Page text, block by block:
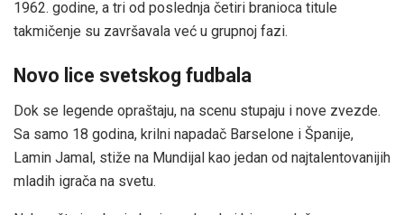
1962. godine, a tri od poslednja četiri branioca titule
takmičenje su završavala već u grupnoj fazi.
Novo lice svetskog fudbala
Dok se legende opraštaju, na scenu stupaju i nove zvezde.
Sa samo 18 godina, krilni napadač Barselone i Španije,
Lamin Jamal, stiže na Mundijal kao jedan od najtalentovanijih
mladih igrača na svetu.